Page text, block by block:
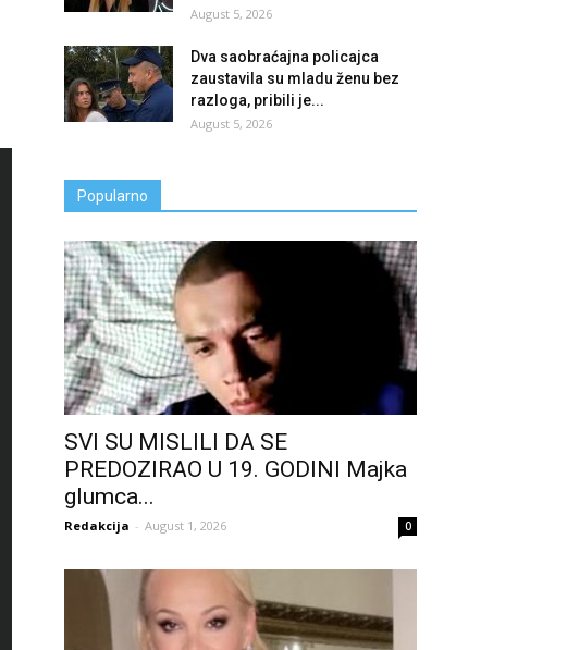
August 5, 2026
Dva saobraćajna policajca
zaustavila su mladu ženu bez
razloga, pribili je...
August 5, 2026
Popularno
SVI SU MISLILI DA SE
PREDOZIRAO U 19. GODINI Majka
glumca...
Redakcija - August 1, 2026 0